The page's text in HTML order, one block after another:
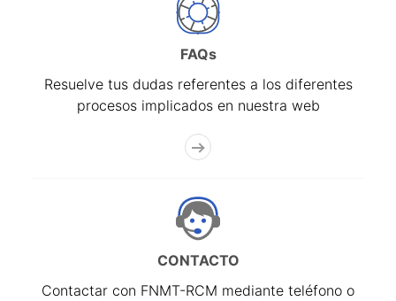
FAQs
Resuelve tus dudas referentes a los diferentes
procesos implicados en nuestra web
CONTACTO
Contactar con FNMT-RCM mediante teléfono o